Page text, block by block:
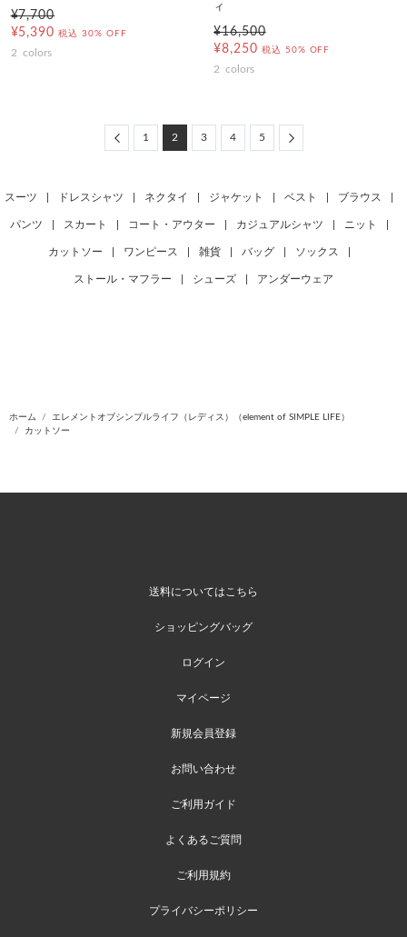
¥7,700
¥5,390 税込 30% OFF
2 colors
ィ
¥16,500
¥8,250 税込 50% OFF
2 colors
Previous
1 2 3 4 5 Next
スーツ ドレスシャツ ネクタイ ジャケット ベスト ブラウス
パンツ スカート コート・アウター カジュアルシャツ ニット
カットソー ワンピース 雑貨 バッグ ソックス
ストール・マフラー シューズ アンダーウェア
ホーム
エレメントオブシンプルライフ（レディス）（element of SIMPLE LIFE）
カットソー
送料についてはこちら
ショッピングバッグ
ログイン
マイページ
新規会員登録
お問い合わせ
ご利用ガイド
よくあるご質問
ご利用規約
プライバシーポリシー